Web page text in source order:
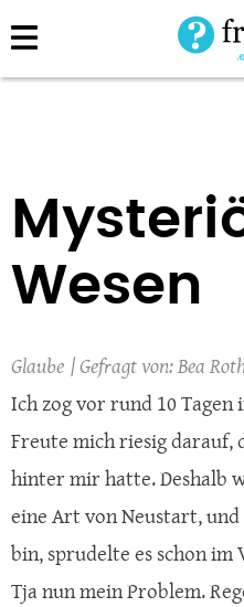
Direkt
zum
Wesen
Glaube
Bea
Ich zog vor rund 10 Tagen
Freute mich riesig darauf,
hinter mir hatte. Deshalb
eine Art von Neustart,
bin, sprudelte es schon
Tja nun mein Problem.